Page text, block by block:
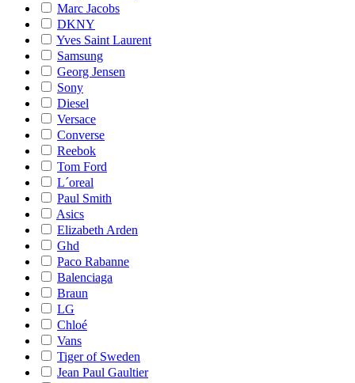
Marc Jacobs
DKNY
Yves Saint Laurent
Samsung
Georg Jensen
Sony
Diesel
Versace
Converse
Reebok
Tom Ford
L´oreal
Paul Smith
Asics
Elizabeth Arden
Ghd
Paco Rabanne
Balenciaga
Braun
LG
Chloé
Vans
Tiger of Sweden
Jean Paul Gaultier